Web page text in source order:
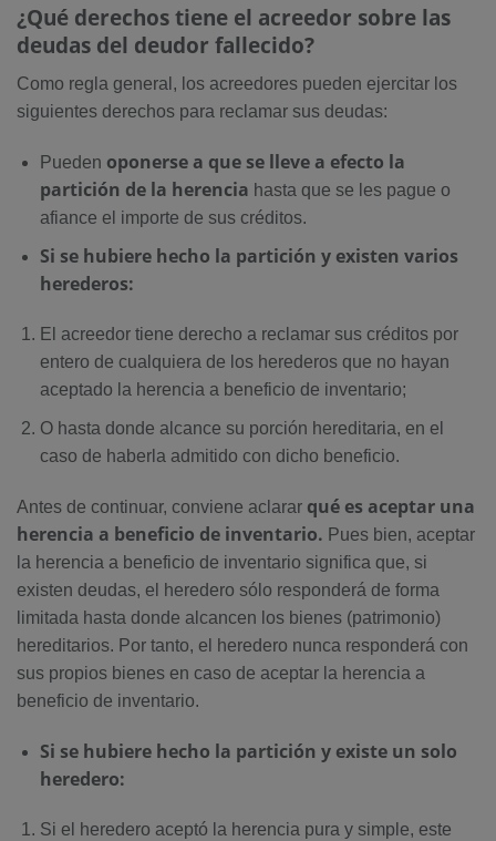
¿Qué derechos tiene el acreedor sobre las
deudas del deudor fallecido?
Como regla general, los acreedores pueden ejercitar los
siguientes derechos para reclamar sus deudas:
Pueden oponerse a que se lleve a efecto la
partición de la herencia hasta que se les pague o
afiance el importe de sus créditos.
Si se hubiere hecho la partición y existen varios
herederos:
El acreedor tiene derecho a reclamar sus créditos por
entero de cualquiera de los herederos que no hayan
aceptado la herencia a beneficio de inventario;
O hasta donde alcance su porción hereditaria, en el
caso de haberla admitido con dicho beneficio.
Antes de continuar, conviene aclarar qué es aceptar una
herencia a beneficio de inventario. Pues bien, aceptar
la herencia a beneficio de inventario significa que, si
existen deudas, el heredero sólo responderá de forma
limitada hasta donde alcancen los bienes (patrimonio)
hereditarios. Por tanto, el heredero nunca responderá con
sus propios bienes en caso de aceptar la herencia a
beneficio de inventario.
Si se hubiere hecho la partición y existe un solo
heredero:
Si el heredero aceptó la herencia pura y simple, este